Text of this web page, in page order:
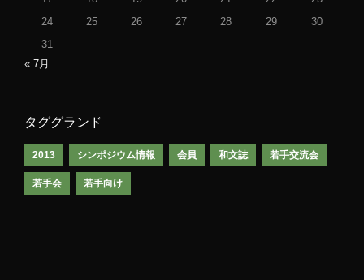
24
25 26 27 28 29
30
31
« 7月
タググランド
2013 シンポジウム情報 会員 和文誌 若手交流会
若手会 若手向け